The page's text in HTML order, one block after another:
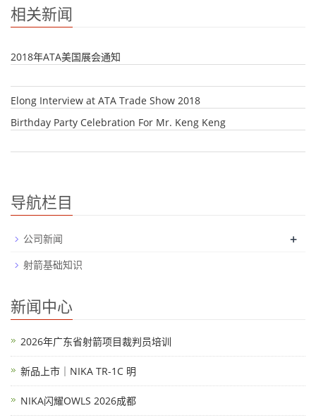
相关新闻
2018年ATA美国展会通知
Elong Interview at ATA Trade Show 2018
Birthday Party Celebration For Mr. Keng Keng
导航栏目
公司新闻 +
射箭基础知识
新闻中心
2026年广东省射箭项目裁判员培训
新品上市｜NIKA TR-1C 明
NIKA闪耀OWLS 2026成都